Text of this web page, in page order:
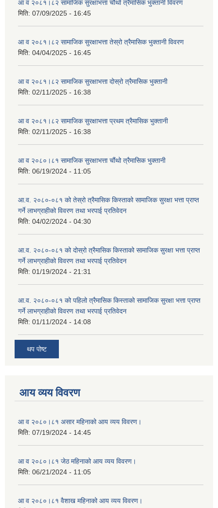
आ व २०८१।८२ सामाजिक सुरक्षाभत्ता चौथो त्रैमासिक भुक्तानी विवरण
मिति: 07/09/2025 - 16:45
आ व २०८१।८२ सामाजिक सुरक्षाभत्ता तेस्रो त्रैमासिक भुक्तानी विवरण
मिति: 04/04/2025 - 16:45
आ व २०८१।८२ सामाजिक सुरक्षाभत्ता दोस्रो त्रैमासिक भुक्तानी
मिति: 02/11/2025 - 16:38
आ व २०८१।८२ सामाजिक सुरक्षाभत्ता प्रथम त्रैमासिक भुक्तानी
मिति: 02/11/2025 - 16:38
आ व २०८०।८१ सामाजिक सुरक्षाभत्ता चौंथो त्रैमासिक भुक्तानी
मिति: 06/19/2024 - 11:05
आ.व. २०८०-०८१ को तेस्रो त्रैमासिक किस्ताको सामाजिक सुरक्षा भत्ता प्राप्त
गर्ने लाभग्राहीको विवरण तथा भरपाई प्रतिवेदन
मिति: 04/02/2024 - 04:30
आ.व. २०८०-०८१ को दोस्रो त्रैमासिक किस्ताको सामाजिक सुरक्षा भत्ता प्राप्त
गर्ने लाभग्राहीको विवरण तथा भरपाई प्रतिवेदन
मिति: 01/19/2024 - 21:31
आ.व. २०८०-०८१ को पहिलो त्रैमासिक किस्ताको सामाजिक सुरक्षा भत्ता प्राप्त
गर्ने लाभग्राहीको विवरण तथा भरपाई प्रतिवेदन
मिति: 01/11/2024 - 14:08
थप पोष्ट
आय व्यय विवरण
आ व २०८०।८१ असार महिनाको आय व्यय विवरण।
मिति: 07/19/2024 - 14:45
आ व २०८०।८१ जेठ महिनाको आय व्यय विवरण।
मिति: 06/21/2024 - 11:05
आ व २०८०।८१ वैशाख महिनाको आय व्यय विवरण।